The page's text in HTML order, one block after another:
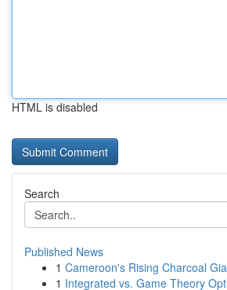
HTML is disabled
Search
Published News
1 Cameroon's Rising Charcoal
1 Integrated vs. Game Theory